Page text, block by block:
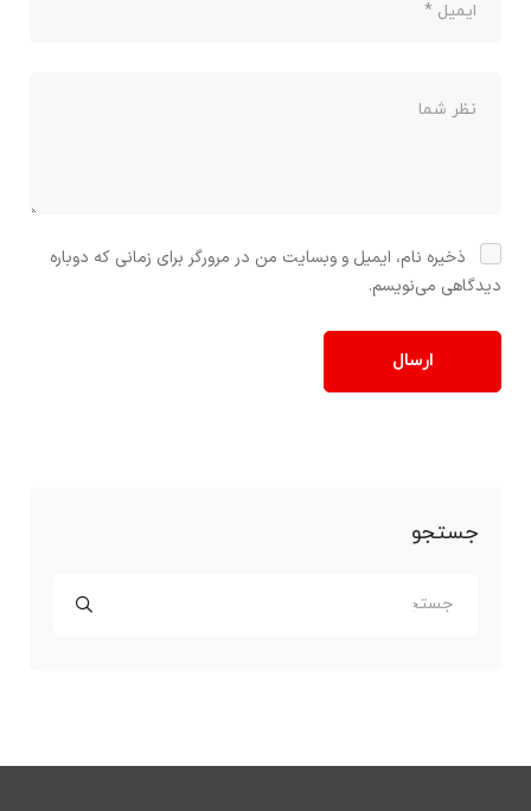
جستجو
ذخیره نام، ایمیل و وبسایت من در مرورگر برای زمانی که دوباره
دیدگاهی می‌نویسم.